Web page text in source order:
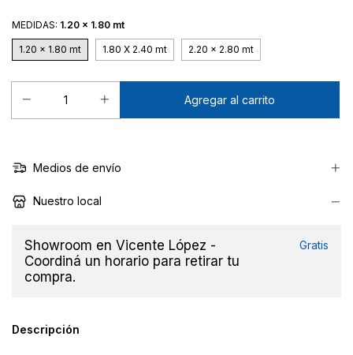
MEDIDAS: 1.20 x 1.80 mt
1.20 x 1.80 mt 1.80 X 2.40 mt 2.20 x 2.80 mt
Medios de envío
Nuestro local
Showroom en Vicente López -
Coordiná un horario para retirar tu
compra.
Gratis
Descripción